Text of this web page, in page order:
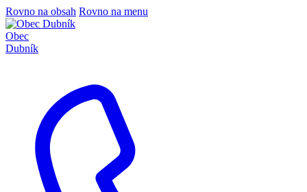
Rovno na obsah Rovno na menu
Obec
Dubník